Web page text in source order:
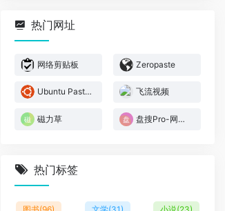
热门网址
网络剪贴板 Zeropaste
Ubuntu Pastebin 飞流视频
磁力草 盘搜Pro-网盘搜索
热门标签